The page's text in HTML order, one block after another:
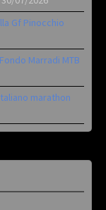
Gf Pinocchio
Marradi MTB
marathon